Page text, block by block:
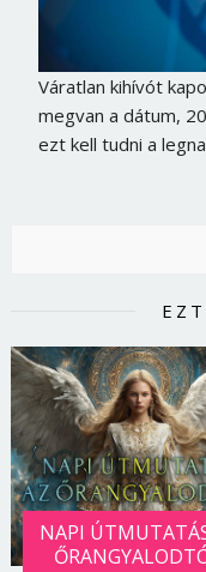
Váratlan kihívót
megvan a dátum,
ezt kell tudni a
NAPI